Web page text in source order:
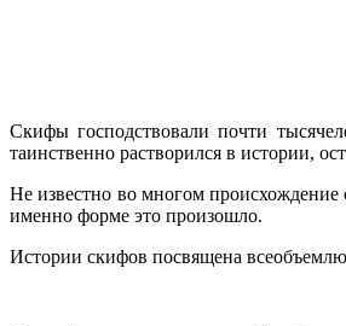
Скифы господствовали почти
таинственно растворился в истории,
Не известно во многом происхождение
именно форме это произошло.
Истории скифов посвящена